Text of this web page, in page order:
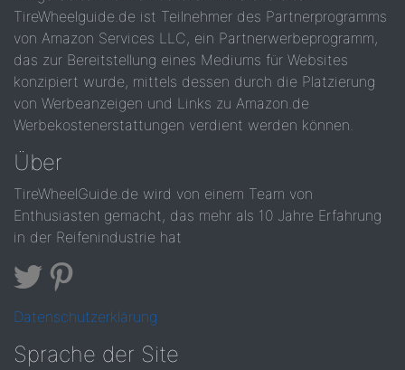
TireWheelguide.de ist Teilnehmer des Partnerprogramms
von Amazon Services LLC, ein Partnerwerbeprogramm,
das zur Bereitstellung eines Mediums für Websites
konzipiert wurde, mittels dessen durch die Platzierung
von Werbeanzeigen und Links zu Amazon.de
Werbekostenerstattungen verdient werden können.
Über
TireWheelGuide.de wird von einem Team von
Enthusiasten gemacht, das mehr als 10 Jahre Erfahrung
in der Reifenindustrie hat
Datenschutzerklärung
Sprache der Site